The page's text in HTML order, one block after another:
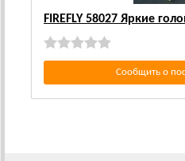
FIREFLY 58027 Яркие
Сообщить о